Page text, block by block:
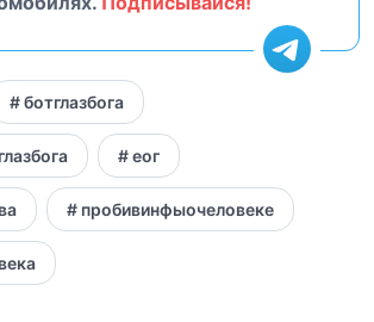
# ботглазбога
# еог
# пробивинфыочеловеке